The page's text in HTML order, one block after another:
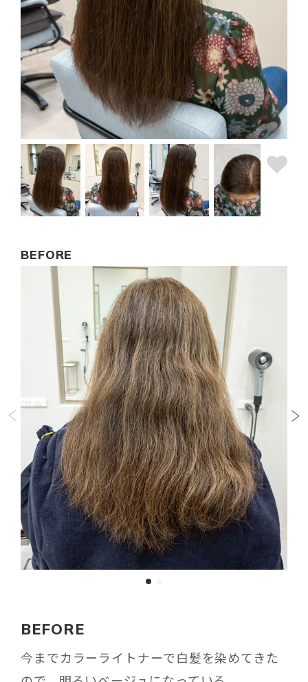
BEFORE
BEFORE
今までカラーライトナーで白髪を染めてきた